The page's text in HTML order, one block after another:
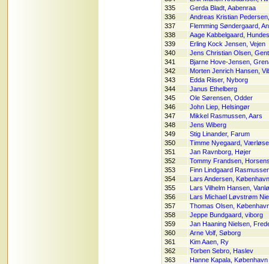
335
Gerda Bladt, Aabenraa
336
Andreas Kristian
337
Flemming Søndergaard,
338
Aage Kabbelgaard,
339
Erling Kock Jensen, Vejen
340
Jens Christian Olsen,
341
Bjarne Hove-Jensen,
342
Morten Jenrich Hansen,
343
Edda Riiser, Nyborg
344
Janus Ethelberg
345
Ole Sørensen, Odder
346
John Liep, Helsingør
347
Mikkel Rasmussen, Aars
348
Jens Wiberg
349
Stig Linander, Farum
350
Timme Nyegaard, Værløse
351
Jan Ravnborg, Højer
352
Tommy Frandsen,
353
Finn Lindgaard
354
Lars Andersen, København
355
Lars Vilhelm Hansen,
356
Lars Michael Løvstrøm
357
Thomas Olsen,
358
Jeppe Bundgaard, viborg
359
Jan Haaning Nielsen,
360
Arne Volf, Søborg
361
Kim Aaen, Ry
362
Torben Sebro, Haslev
363
Hanne Kapala, København